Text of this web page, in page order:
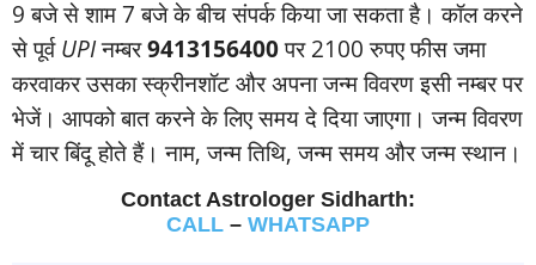
9 बजे से शाम 7 बजे के बीच संपर्क किया जा सकता है। कॉल करने
से पूर्वUPIनम्‍बर9413156400पर 2100 रुपए फीस जमा
करवाकर उसका स्‍क्रीनशॉट और अपना जन्‍म विवरण इसी नम्‍बर पर
भेजें। आपको बात करने के लिए समय दे दिया जाएगा। जन्‍म विवरण
में चार बिंदू होते हैं। नाम, जन्‍म तिथि, जन्‍म समय और जन्‍म स्‍थान।
Contact Astrologer Sidharth:
CALL – WHATSAPP